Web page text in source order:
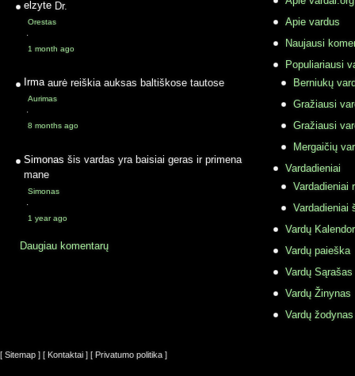
elzyte Dr.
Orestas
·
1 month ago
Irma aurė reiškia auksas baltiškose tautose
Aurimas
·
8 months ago
Simonas šis vardas yra baisiai geras ir primena
mane
Simonas
·
1 year ago
Daugiau komentarų
Apie vardus
Naujausi
Populiariausi
Berniukų
Gražiausi
Gražiausi
Mergaičių
Vardadieniai
Vardadieniai
Vardadieniai
Vardų
Vardų paieška
Vardų Sąrašas
Vardų Žinynas
Vardų
[ Sitemap ] [ Kontaktai ] [ Privatumo politika ]